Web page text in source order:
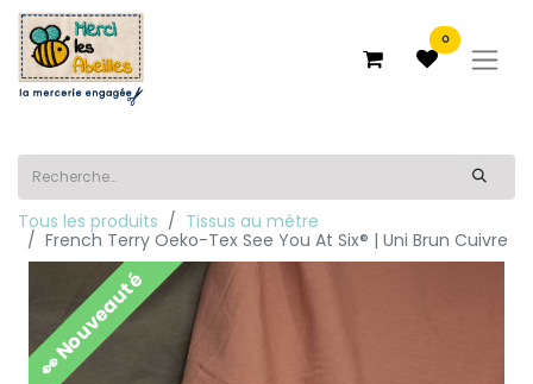
0
Tous les produits
Tissus au mètre
French Terry Oeko-Tex See You At Six® | Uni Brun Cuivre
👀 Nouveauté